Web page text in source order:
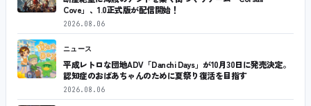
Cove」、1.0正式版が配信開始！
2026.08.06
ニュース
平成レトロな団地ADV「Danchi Days」が10月30日に発売決定。
認知症のおばあちゃんのために夏祭り復活を目指す
2026.08.06